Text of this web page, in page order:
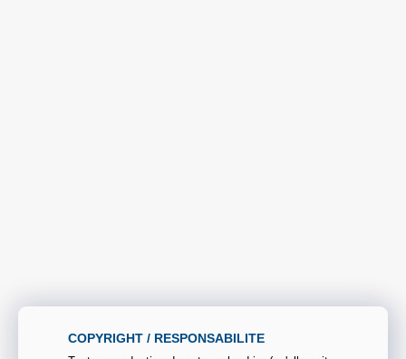
COPYRIGHT / RESPONSABILITE